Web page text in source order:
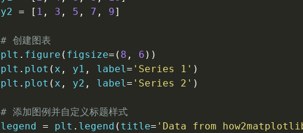
y2 = [ 1 , 3 , 5 , 7 , 9]
# 创建图表
plt . figure ( figsize= ( 8 , 6 ) )
plt . plot ( x , y1 , label= 'Series 1' )
plt . plot ( x , y2 , label= 'Series 2' )
# 添加图例并自定义标题样式
legend = plt . legend ( title= 'Data from